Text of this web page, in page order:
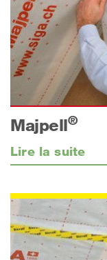
Majpell®
Lire la suite